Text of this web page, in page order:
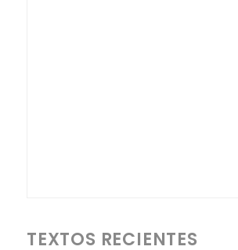
TEXTOS RECIENTES